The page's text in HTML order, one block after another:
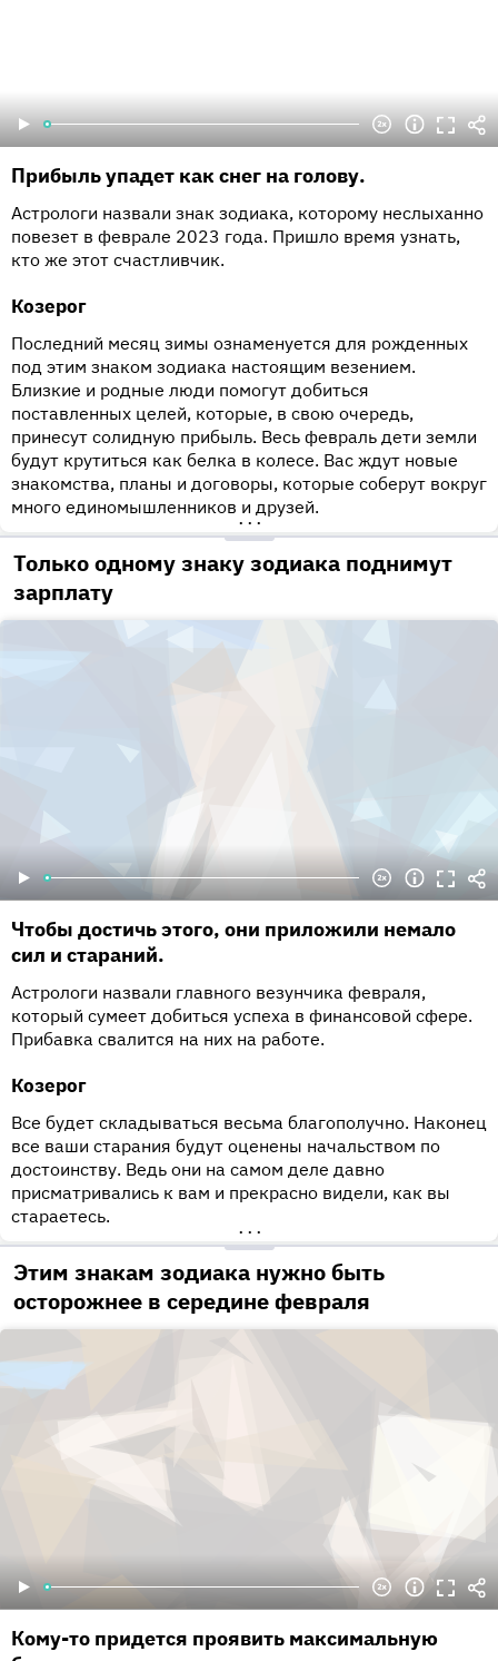
Прибыль упадет как снег на голову.
Астрологи назвали знак зодиака, которому неслыханно
повезет в феврале 2023 года. Пришло время узнать,
кто же этот счастливчик.
Козерог
Последний месяц зимы ознаменуется для рожденных
под этим знаком зодиака настоящим везением.
Близкие и родные люди помогут добиться
поставленных целей, которые, в свою очередь,
принесут солидную прибыль. Весь февраль дети земли
будут крутиться как белка в колесе. Вас ждут новые
знакомства, планы и договоры, которые соберут вокруг
много единомышленников и друзей.
•••
Только одному знаку зодиака поднимут
зарплату
Чтобы достичь этого, они приложили немало
сил и стараний.
Астрологи назвали главного везунчика февраля,
который сумеет добиться успеха в финансовой сфере.
Прибавка свалится на них на работе.
Козерог
Все будет складываться весьма благополучно. Наконец
все ваши старания будут оценены начальством по
достоинству. Ведь они на самом деле давно
присматривались к вам и прекрасно видели, как вы
стараетесь.
•••
Этим знакам зодиака нужно быть
осторожнее в середине февраля
Кому-то придется проявить максимальную